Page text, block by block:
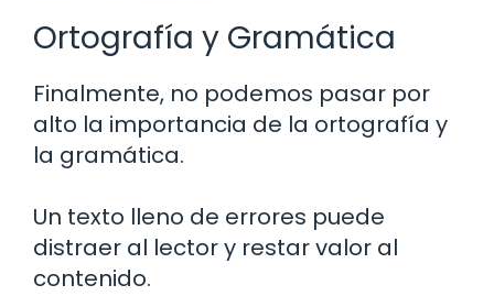
Ortografía y Gramática
Finalmente, no podemos pasar por
alto la importancia de la ortografía y
la gramática.
Un texto lleno de errores puede
distraer al lector y restar valor al
contenido.